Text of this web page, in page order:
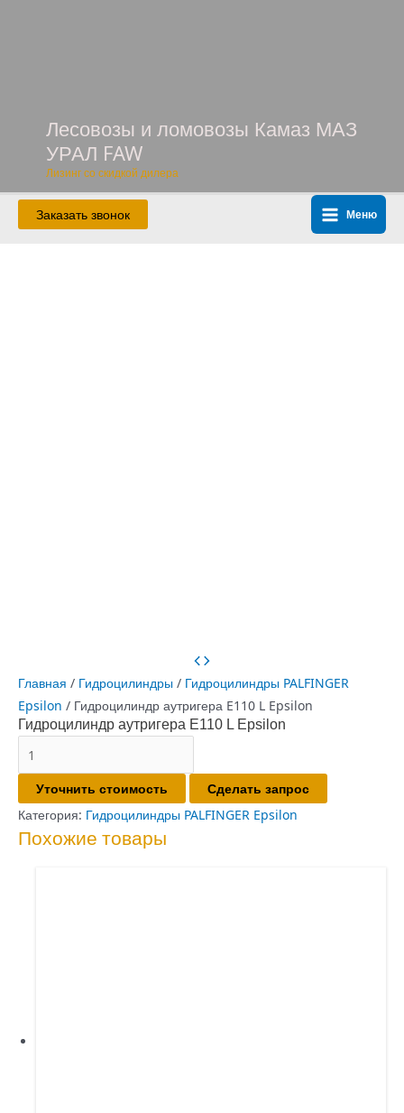
Лесовозы и ломовозы Камаз МАЗ
УРАЛ FAW
Лизинг со скидкой дилера
Заказать звонок
Main
Меню
Главная / Гидроцилиндры / Гидроцилиндры PALFINGER
Epsilon / Гидроцилиндр аутригера E110 L Epsilon
Гидроцилиндр аутригера E110 L Epsilon
товара
Гидроцилиндр
аутригера
E110
Уточнить стоимость
Сделать запрос
Категория: Гидроцилиндры PALFINGER Epsilon
Похожие товары